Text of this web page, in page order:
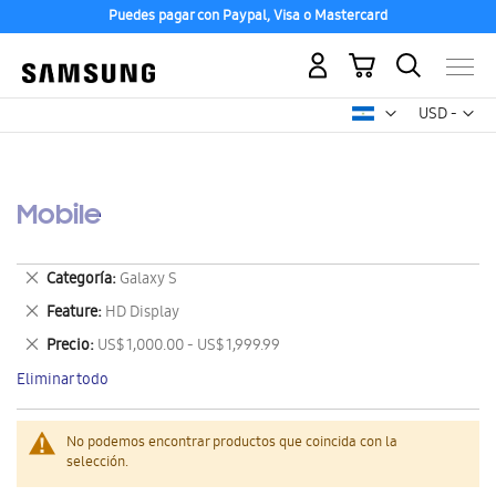
Puedes pagar con Paypal, Visa o Mastercard
USD -
dólar
Mi carrito
Mobile
No podemos encontrar productos que coincida con la
selección.
Categoría Galaxy S
Eliminar
este
artículo
Feature HD Display
Eliminar
este
artículo
Precio US$ 1,000.00 - US$ 1,999.99
Eliminar
este
artículo
Eliminar todo